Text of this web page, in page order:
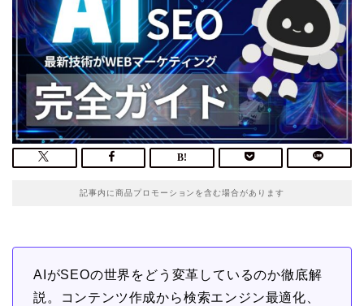
記事内に商品プロモーションを含む場合があります
AIがSEOの世界をどう変革しているのか徹底解
説。コンテンツ作成から検索エンジン最適化、